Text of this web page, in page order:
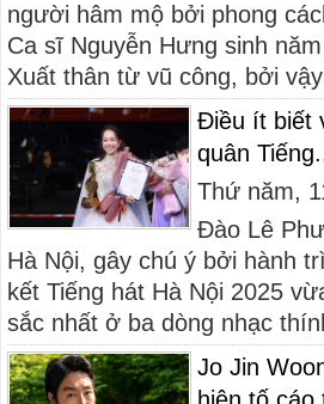
người hâm mộ bởi phong
Ca sĩ Nguyễn Hưng sinh
Xuất thân từ vũ công, bởi
Điều ít biết
quân
Thứ năm,
Đào Lê
Hà Nội, gây chú ý bởi hành
kết Tiếng hát Hà Nội 2025
sắc nhất ở ba dòng nhạc
Jo Jin